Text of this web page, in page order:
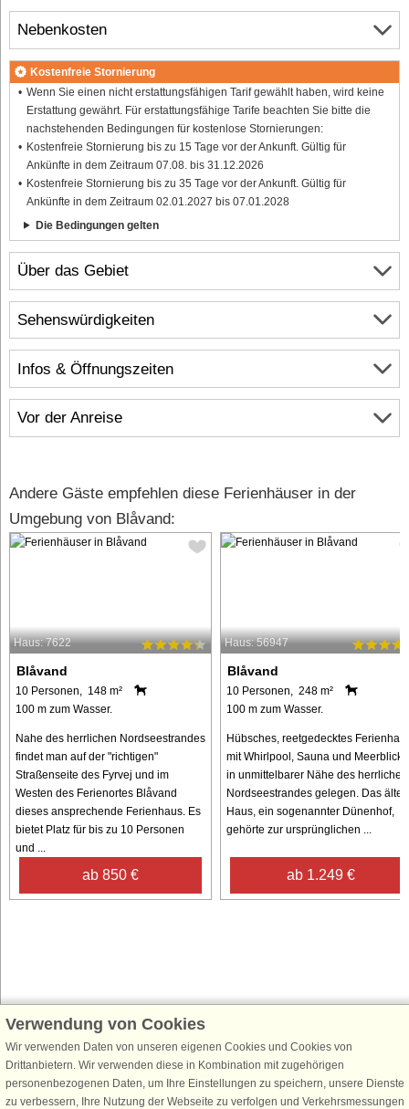
Über das Gebiet
Infos & Öffnungszeiten
Vor der Anreise
Nebenkosten
Kostenfreie Stornierung
Wenn Sie einen nicht erstattungsfähigen Tarif gewählt haben, wird keine
Erstattung gewährt. Für erstattungsfähige Tarife beachten Sie bitte die
nachstehenden Bedingungen für kostenlose Stornierungen:
Kostenfreie Stornierung bis zu 15 Tage vor der Ankunft. Gültig für
Ankünfte in dem Zeitraum 07.08. bis 31.12.2026
Kostenfreie Stornierung bis zu 35 Tage vor der Ankunft. Gültig für
Ankünfte in dem Zeitraum 02.01.2027 bis 07.01.2028
Die Bedingungen gelten
Sehenswürdigkeiten
Andere Gäste empfehlen diese Ferienhäuser in der
Umgebung von Blåvand:
Haus: 7622
Blåvand
10 Personen, 148 m²
100 m zum Wasser.
Nahe des herrlichen Nordseestrandes
findet man auf der "richtigen"
Straßenseite des Fyrvej und im
Westen des Ferienortes Blåvand
dieses ansprechende Ferienhaus. Es
bietet Platz für bis zu 10 Personen
und ...
ab 850 €
Haus: 56947
Blåvand
10 Personen, 248 m²
100 m zum Wasser.
Hübsches, reetgedecktes
mit Whirlpool, Sauna und Meerblick,
in unmittelbarer Nähe des herrlichen
Nordseestrandes gelegen. Das
Haus, ein sogenannter Dünenhof,
gehörte zur ursprünglichen ...
ab 1.249 €
Schließen Sie sich 100.000 Ferienhaus-Fans an
Erhalten Sie einenWillkommensgutschein von 25 € für Ihren nächsten
Ferienhausurlaub - melden Sie sich einfach für den DanCenter Newsletter
an. Verpassen Sie nie wieder exklusive Angebote, Gewinnspiele und
Verwendung von Cookies
Wir verwenden Daten von unseren eigenen Cookies und Cookies von
Drittanbietern. Wir verwenden diese in Kombination mit zugehörigen
personenbezogenen Daten, um Ihre Einstellungen zu speichern, unsere Dienste
zu verbessern, Ihre Nutzung der Webseite zu verfolgen und Verkehrsmessungen